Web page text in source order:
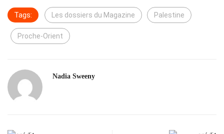
Tags: Les dossiers du Magazine Palestine
Proche-Orient
Nadia Sweeny